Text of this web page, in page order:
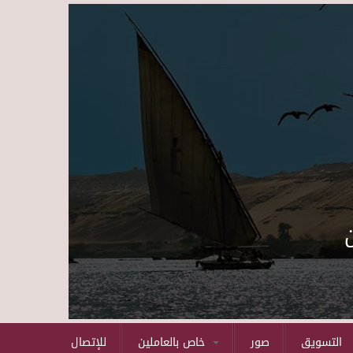
Skip to main content
للإتصال صور التسويق